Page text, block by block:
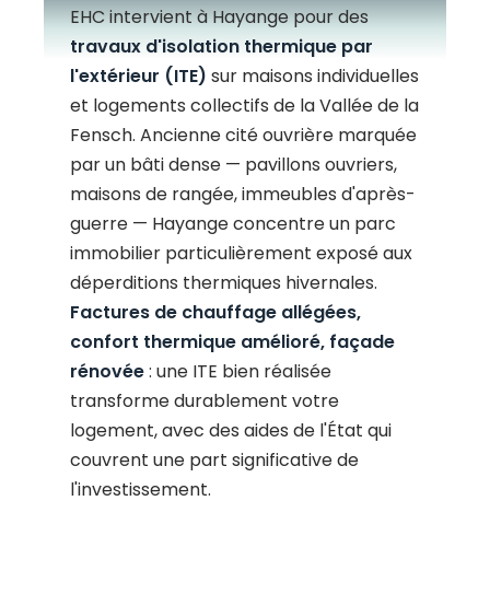
EHC intervient à Hayange pour des
travaux d'isolation thermique par
l'extérieur (ITE) sur maisons individuelles
et logements collectifs de la Vallée de la
Fensch. Ancienne cité ouvrière marquée
par un bâti dense — pavillons ouvriers,
maisons de rangée, immeubles d'après-
guerre — Hayange concentre un parc
immobilier particulièrement exposé aux
déperditions thermiques hivernales.
Factures de chauffage allégées,
confort thermique amélioré, façade
rénovée: une ITE bien réalisée
transforme durablement votre
logement, avec des aides de l'État qui
couvrent une part significative de
l'investissement.